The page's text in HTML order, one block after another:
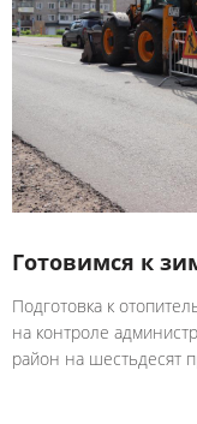
Готовимся к
Подготовка к
на контроле
район на шестьдесят